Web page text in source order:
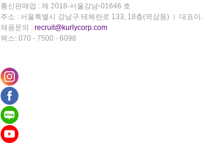
통신판매업 : 제 2018-서울강남-01646 호
주소 : 서울특별시 강남구 테헤란로 133, 18층(역삼동)
대표
채용문의 : recruit@kurlycorp.com
팩스: 070 - 7500 - 6098